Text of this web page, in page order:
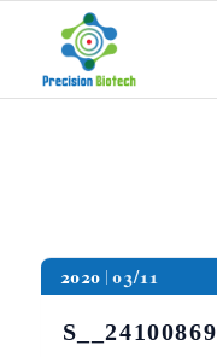
2020 03/11
S__24100869